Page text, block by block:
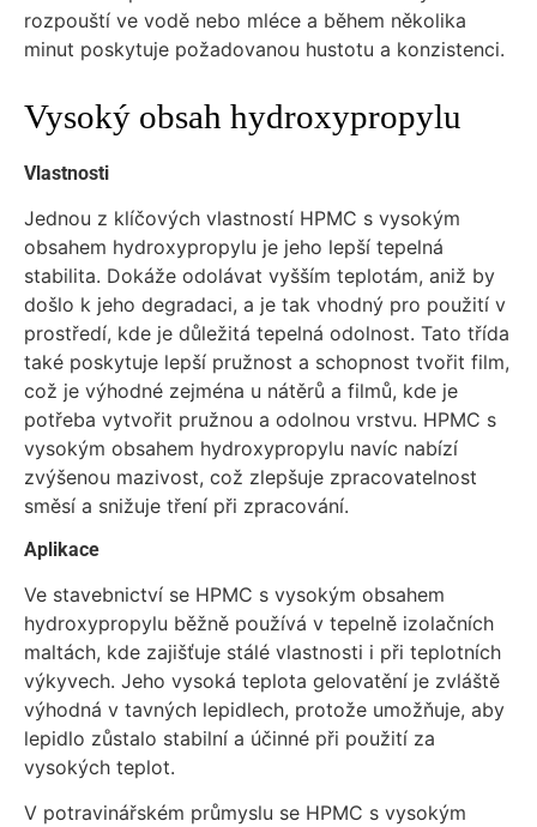
rozpouští ve vodě nebo mléce a během několika
minut poskytuje požadovanou hustotu a konzistenci.
Vysoký obsah hydroxypropylu
Vlastnosti
Jednou z klíčových vlastností HPMC s vysokým
obsahem hydroxypropylu je jeho lepší tepelná
stabilita. Dokáže odolávat vyšším teplotám, aniž by
došlo k jeho degradaci, a je tak vhodný pro použití v
prostředí, kde je důležitá tepelná odolnost. Tato třída
také poskytuje lepší pružnost a schopnost tvořit film,
což je výhodné zejména u nátěrů a filmů, kde je
potřeba vytvořit pružnou a odolnou vrstvu. HPMC s
vysokým obsahem hydroxypropylu navíc nabízí
zvýšenou mazivost, což zlepšuje zpracovatelnost
směsí a snižuje tření při zpracování.
Aplikace
Ve stavebnictví se HPMC s vysokým obsahem
hydroxypropylu běžně používá v tepelně izolačních
maltách, kde zajišťuje stálé vlastnosti i při teplotních
výkyvech. Jeho vysoká teplota gelovatění je zvláště
výhodná v tavných lepidlech, protože umožňuje, aby
lepidlo zůstalo stabilní a účinné při použití za
vysokých teplot.
V potravinářském průmyslu se HPMC s vysokým